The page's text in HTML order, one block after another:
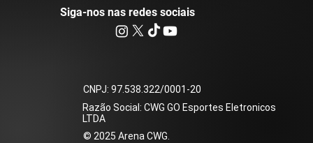
Siga-nos nas redes sociais
​CNPJ: 97.538.322/0001-20
Razão Social: CWG GO Esportes Eletronicos
LTDA
​© 2025 Arena CWG.